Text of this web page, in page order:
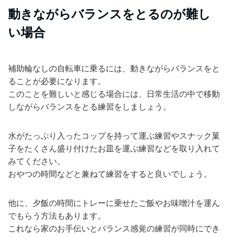
動きながらバランスをとるのが難し
い場合
補助輪なしの自転車に乗るには、動きながらバランスをと
ることが必要になります。
このことを難しいと感じる場合には、日常生活の中で移動
しながらバランスをとる練習をしましょう。
水がたっぷり入ったコップを持って運ぶ練習やスナック菓
子をたくさん盛り付けたお皿を運ぶ練習などを取り入れて
みてください。
おやつの時間などと兼ねて練習をすると良いでしょう。
他に、夕飯の時間にトレーに乗せたご飯やお味噌汁を運ん
でもらう方法もあります。
これなら家のお手伝いとバランス感覚の練習が同時にでき